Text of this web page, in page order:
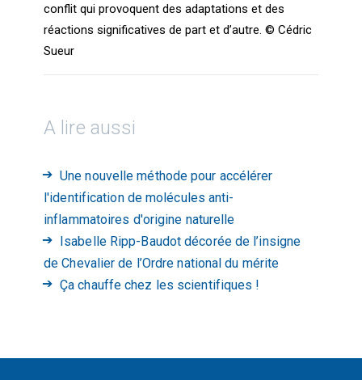
conflit qui provoquent des adaptations et des
réactions significatives de part et d’autre. © Cédric
Sueur
A lire aussi
Une nouvelle méthode pour accélérer
l'identification de molécules anti-
inflammatoires d'origine naturelle
Isabelle Ripp-Baudot décorée de l’insigne
de Chevalier de l’Ordre national du mérite
Ça chauffe chez les scientifiques !